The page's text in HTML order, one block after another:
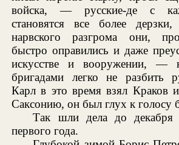
войска, — русские-де с
становятся все более
нарвского разгрома они,
быстро оправились и даже
искусстве и вооружении, —
бригадами легко не разбить
Карл в это время взял Краков
Саксонию, он был глух к голосу
Так шли дела до декабря
первого года.